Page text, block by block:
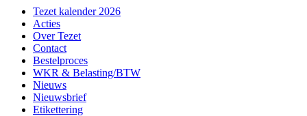
Tezet kalender 2026
Acties
Over Tezet
Contact
Bestelproces
WKR & Belasting/BTW
Nieuws
Nieuwsbrief
Etikettering